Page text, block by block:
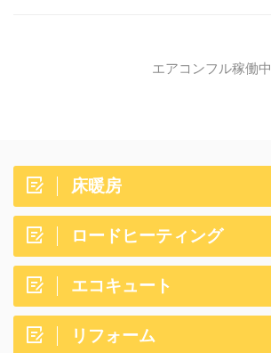
エアコンフル稼働中
床暖房
ロードヒーティング
エコキュート
リフォーム